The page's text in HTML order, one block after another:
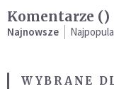
Komentarze ()
Najnowsze
WYBRANE